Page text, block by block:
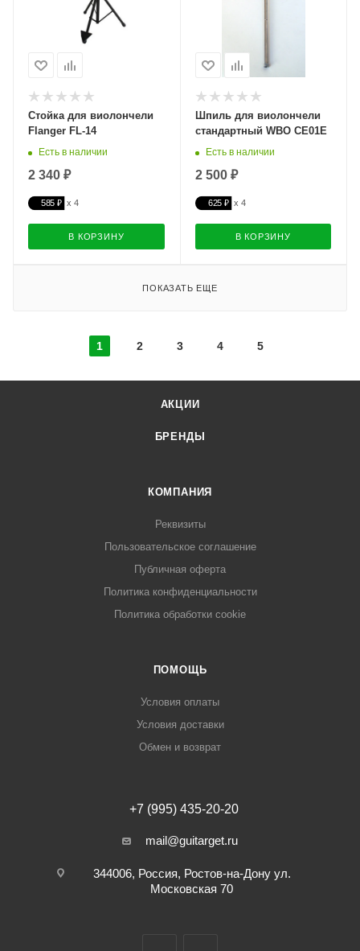
Стойка для виолончели
Flanger FL-14
Есть в наличии
2 340 ₽
585 ₽
В КОРЗИНУ
Шпиль для виолончели
стандартный WBO CE01E
Есть в наличии
2 500 ₽
625 ₽
В КОРЗИНУ
ПОКАЗАТЬ ЕЩЕ
1 2 3 4 5
АКЦИИ
БРЕНДЫ
КОМПАНИЯ
Реквизиты
Пользовательское соглашение
Публичная оферта
Политика конфиденциальности
Политика обработки cookie
ПОМОЩЬ
Условия оплаты
Условия доставки
Обмен и возврат
+7 (995) 435-20-20
mail@guitarget.ru
344006, Россия, Ростов-на-Дону ул.
Московская 70